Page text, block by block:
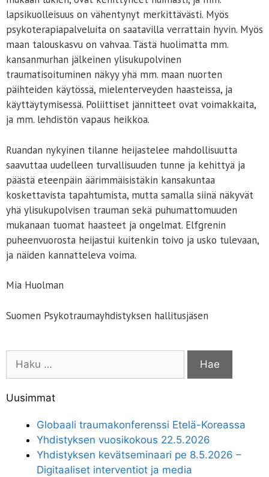
lapsikuolleisuus on vähentynyt merkittävästi. Myös
psykoterapiapalveluita on saatavilla verrattain hyvin. Myös
maan talouskasvu on vahvaa. Tästä huolimatta mm.
kansanmurhan jälkeinen ylisukupolvinen
traumatisoituminen näkyy yhä mm. maan nuorten
päihteiden käytössä, mielenterveyden haasteissa, ja
käyttäytymisessä. Poliittiset jännitteet ovat voimakkaita,
ja mm. lehdistön vapaus heikkoa.
Ruandan nykyinen tilanne heijastelee mahdollisuutta
saavuttaa uudelleen turvallisuuden tunne ja kehittyä ja
päästä eteenpäin äärimmäisistäkin kansakuntaa
koskettavista tapahtumista, mutta samalla siinä näkyvät
yhä ylisukupolvisen trauman sekä puhumattomuuden
mukanaan tuomat haasteet ja ongelmat. Elfgrenin
puheenvuorosta heijastui kuitenkin toivo ja usko tulevaan,
ja näiden kannatteleva voima.
Mia Huolman
Suomen Psykotraumayhdistyksen hallitusjäsen
Uusimmat
Globaali traumakonferenssi Etelä-Koreassa
Yhdistyksen vuosikokous 22.5.2026
Yhdistyksen kevätseminaari pe 8.5.2026 –
Digitaaliset interventiot ja media